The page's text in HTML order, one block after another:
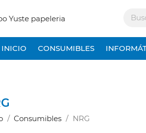
INICIO CONSUMIBLES
Consumibles NRG